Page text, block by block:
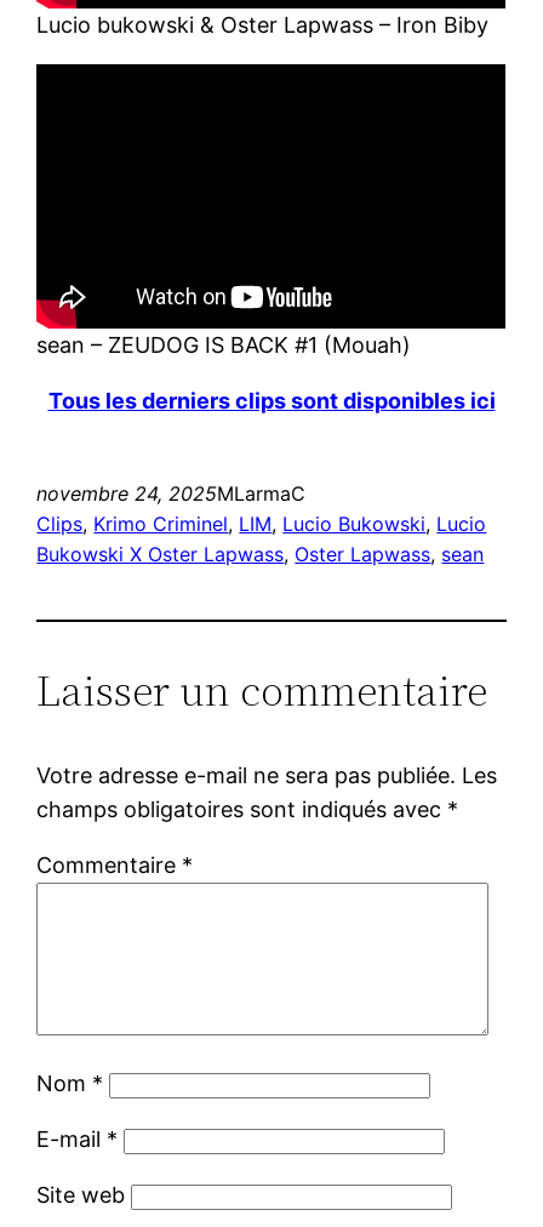
Lucio bukowski & Oster Lapwass – Iron Biby
sean – ZEUDOG IS BACK #1 (Mouah)
Tous les derniers clips sont disponibles ici
novembre 24, 2025MLarmaC
Clips, Krimo Criminel, LIM, Lucio Bukowski, Lucio
Bukowski X Oster Lapwass, Oster Lapwass, sean
Laisser un commentaire
Votre adresse e-mail ne sera pas publiée. Les
champs obligatoires sont indiqués avec *
Commentaire *
Nom *
E-mail *
Site web